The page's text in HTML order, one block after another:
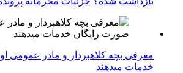
معرفی بچه کلاهبردار و مادر عمومی
خدمات میدهند